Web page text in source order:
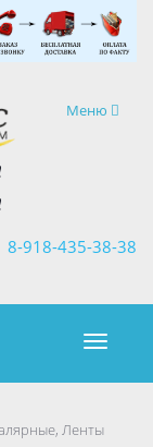
Навигация
Меню
8-918-435-38-38
×
Ленты